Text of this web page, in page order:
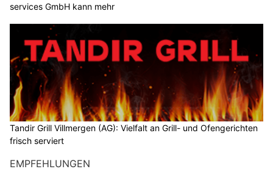
services GmbH kann mehr
Tandir Grill Villmergen (AG): Vielfalt an Grill- und Ofengerichten
frisch serviert
EMPFEHLUNGEN